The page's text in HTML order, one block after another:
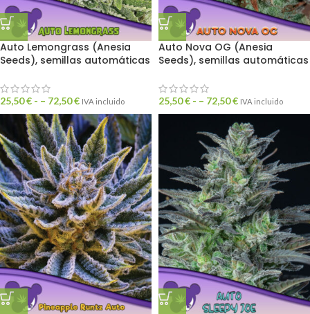
Auto Lemongrass (Anesia
Seeds), semillas automáticas
25,50€ - – 72,50€ IVA incluido
Auto Nova OG (Anesia
Seeds), semillas automáticas
25,50€ - – 72,50€ IVA incluido